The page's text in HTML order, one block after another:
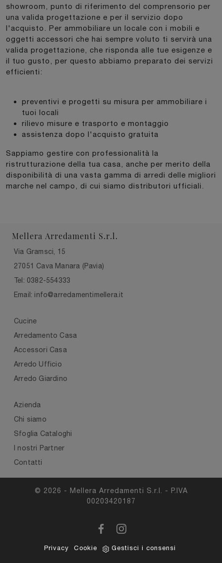
showroom, punto di riferimento del comprensorio per
una valida progettazione e per il servizio dopo
l'acquisto. Per ammobiliare un locale con i mobili e
oggetti accessori che hai sempre voluto ti servirà una
valida progettazione, che risponda alle tue esigenze e
il tuo gusto, per questo abbiamo preparato dei servizi
efficienti:
preventivi e progetti su misura per ammobiliare i
tuoi locali
rilievo misure e trasporto e montaggio
assistenza dopo l'acquisto gratuita
Sappiamo gestire con professionalità la
ristrutturazione della tua casa, anche per merito della
disponibilità di una vasta gamma di arredi delle migliori
marche nel campo, di cui siamo distributori ufficiali.
Mellera Arredamenti S.r.l.
Via Gramsci, 15
27051 Cava Manara (Pavia)
Tel: 0382-554333
Email: info@arredamentimellera.it
Cucine
Arredamento Casa
Accessori Casa
Arredo Ufficio
Arredo Giardino
Azienda
Chi siamo
Sfoglia Cataloghi
I nostri Partner
Contatti
© 2026 - Mellera Arredamenti S.r.l. - P.IVA
00203420187
Privacy Cookie Gestisci i consensi